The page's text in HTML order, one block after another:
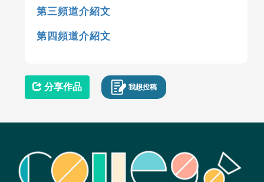
第三頻道介紹文
第四頻道介紹文
分享作品 我想投稿